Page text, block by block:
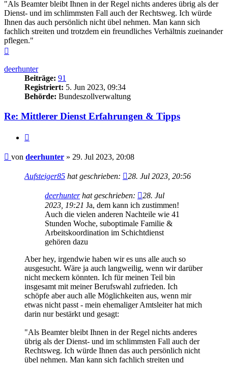
"Als Beamter bleibt Ihnen in der Regel nichts anderes übrig als der
Dienst- und im schlimmsten Fall auch der Rechtsweg. Ich würde
Ihnen das auch persönlich nicht übel nehmen. Man kann sich
fachlich streiten und trotzdem ein freundliches Verhältnis zueinander
pflegen."
deerhunter
Beiträge: 91
Registriert: 5. Jun 2023, 09:34
Behörde: Bundeszollverwaltung
Re: Mittlerer Dienst Erfahrungen & Tipps
Beitrag
von deerhunter » 29. Jul 2023, 20:08
Aufsteiger85 hat geschrieben: 28. Jul 2023, 20:56
deerhunterhat geschrieben:
28. Jul
2023, 19:21 Ja, dem kann ich zustimmen!
Auch die vielen anderen Nachteile wie 41
Stunden Woche, suboptimale Familie &
Arbeitskoordination im Schichtdienst
gehören dazu
Aber hey, irgendwie haben wir es uns alle auch so
ausgesucht. Wäre ja auch langweilig, wenn wir darüber
nicht meckern könnten. Ich für meinen Teil bin
insgesamt mit meiner Berufswahl zufrieden. Ich
schöpfe aber auch alle Möglichkeiten aus, wenn mir
etwas nicht passt - mein ehemaliger Amtsleiter hat mich
darin nur bestärkt und gesagt:
"Als Beamter bleibt Ihnen in der Regel nichts anderes
übrig als der Dienst- und im schlimmsten Fall auch der
Rechtsweg. Ich würde Ihnen das auch persönlich nicht
übel nehmen. Man kann sich fachlich streiten und